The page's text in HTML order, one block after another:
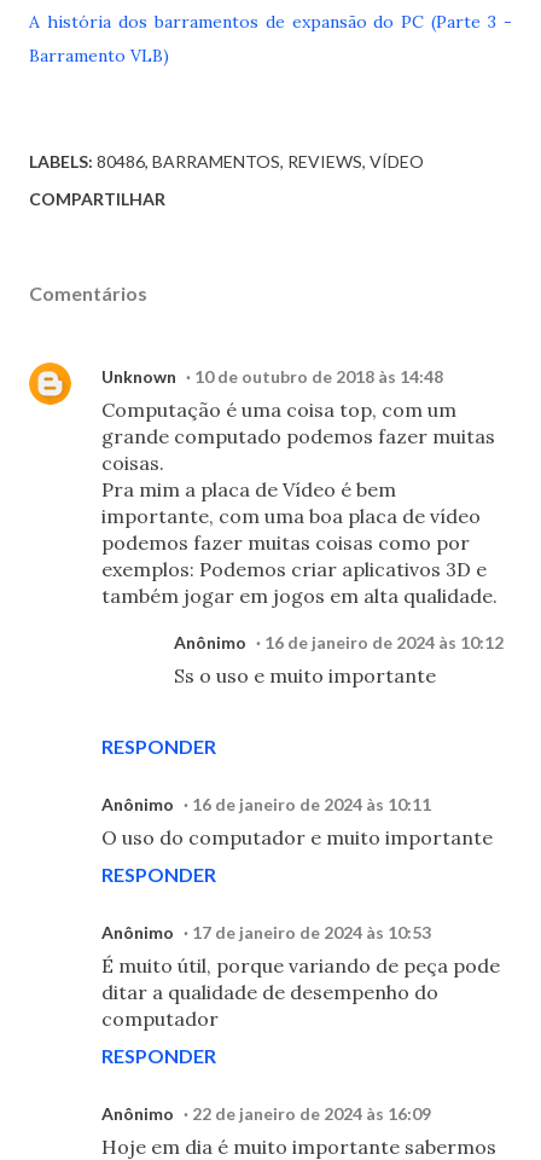
A história dos barramentos de expansão do PC (Parte 3 -
Barramento VLB)
LABELS: 80486 BARRAMENTOS REVIEWS VÍDEO
COMPARTILHAR
Comentários
Unknown 10 de outubro de 2018 às 14:48
Computação é uma coisa top, com um
grande computado podemos fazer muitas
coisas.
Pra mim a placa de Vídeo é bem
importante, com uma boa placa de vídeo
podemos fazer muitas coisas como por
exemplos: Podemos criar aplicativos 3D e
também jogar em jogos em alta qualidade.
RESPONDER
Anônimo 16 de janeiro de 2024 às 10:12
Ss o uso e muito importante
Anônimo 16 de janeiro de 2024 às 10:11
O uso do computador e muito importante
RESPONDER
Anônimo 17 de janeiro de 2024 às 10:53
É muito útil, porque variando de peça pode
ditar a qualidade de desempenho do
computador
RESPONDER
Anônimo 22 de janeiro de 2024 às 16:09
Hoje em dia é muito importante sabermos